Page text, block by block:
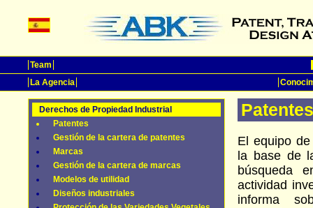
Team
La Agencia
Derechos de Propiedad Industrial
Patentes
Gestión de la cartera de patentes
Marcas
Gestión de la cartera de marcas
Modelos de utilidad
Diseños industriales
Patentes
El equipo
la base de
búsqueda
actividad
informa